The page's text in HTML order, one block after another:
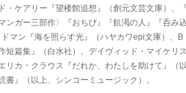
・ケアリー『望楼館追想』（創元文芸文庫）、
ンガー三部作〉『おちび』『飢渇の人』『呑み
マン『海を照らす光』（ハヤカワepi文庫）、
篇集』（白水社）、デイヴィッド・マイケリ
リカ・クラウス『だれか、わたしを助けて』（
書』（以上、シンコーミュージック）。